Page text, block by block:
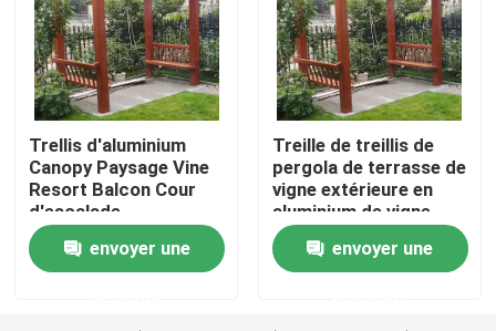
Maison
Produits
Au sujet de nous
Trellis d'aluminium
Canopy Paysage Vine
Resort Balcon Cour
d'escalade
envoyer une
Treille de treillis de
pergola de terrasse de
vigne extérieure en
aluminium de vigne
envoyer une